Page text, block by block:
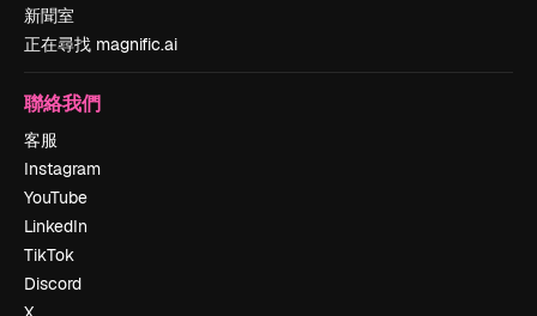
新聞室
正在尋找 magnific.ai
聯絡我們
客服
Instagram
YouTube
LinkedIn
TikTok
Discord